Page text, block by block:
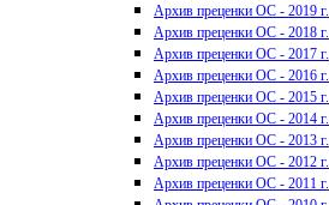
Архив преценки ОС - 2019 г.
Архив преценки ОС - 2018 г.
Архив преценки ОС - 2017 г.
Архив преценки ОС - 2016 г.
Архив преценки ОС - 2015 г.
Архив преценки ОС - 2014 г.
Архив преценки ОС - 2013 г.
Архив преценки ОС - 2012 г.
Архив преценки ОС - 2011 г.